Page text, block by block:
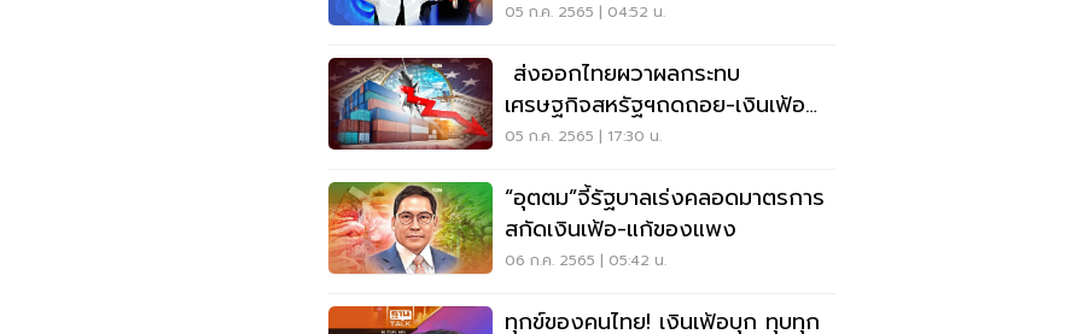
05 ก.ค. 2565 | 04:52 น.
ส่งออกไทยผวาผลกระทบ
เศรษฐกิจสหรัฐฯถดถอย-เงินเฟ้อ
พุ่ง
05 ก.ค. 2565 | 17:30 น.
“อุตตม”จี้รัฐบาลเร่งคลอดมาตรการ
สกัดเงินเฟ้อ-แก้ของแพง
06 ก.ค. 2565 | 05:42 น.
ทุกข์ของคนไทย! เงินเฟ้อบุก ทุบทุก